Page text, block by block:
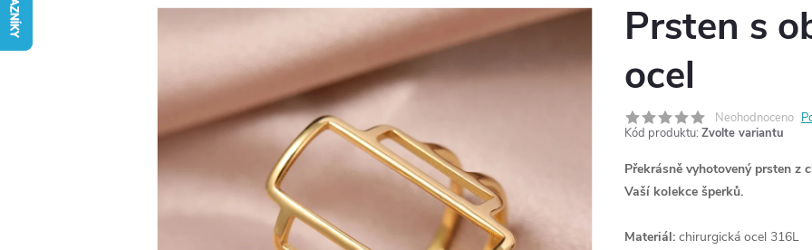
Prsten s
ocel
Neohodnoceno
Kód produktu: Zvolte variantu
Překrásně vyhotovený prsten z
Vaší kolekce šperků.
Materiál: chirurgická ocel 316L